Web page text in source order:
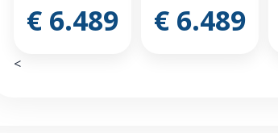
€ 6.489 € 6.489
<